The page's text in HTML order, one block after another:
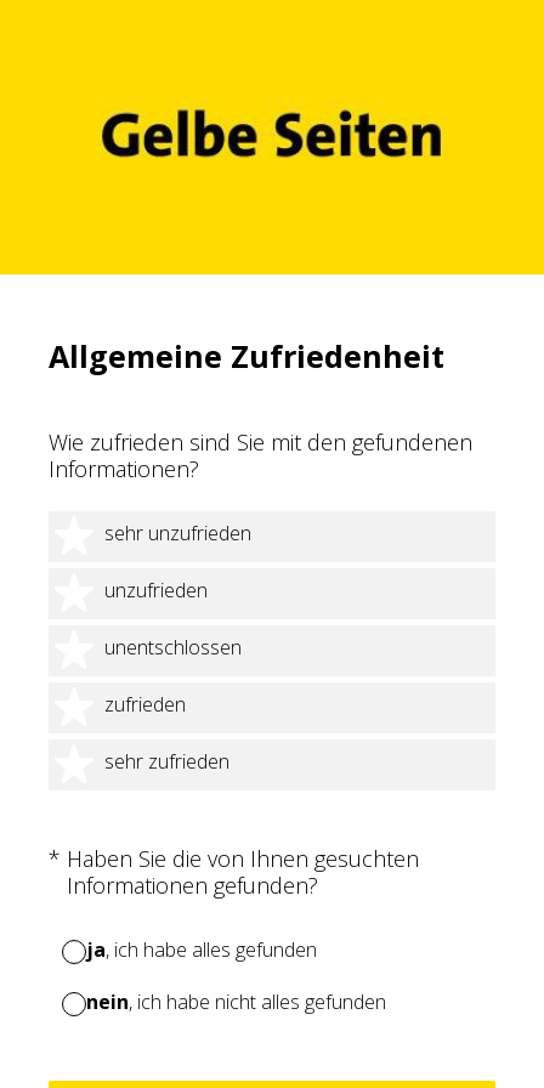
Allgemeine Zufriedenheit
Wie zufrieden sind Sie mit den gefundenen
Informationen?
sehr unzufrieden
1 Stern
unzufrieden
2 Sterne
unentschlossen
3 Sterne
zufrieden
4 Sterne
sehr zufrieden
5 Sterne
* Haben Sie die von Ihnen gesuchten
Informationen gefunden?
(Erforderlich.)
ja, ich habe alles gefunden
nein, ich habe nicht alles gefunden